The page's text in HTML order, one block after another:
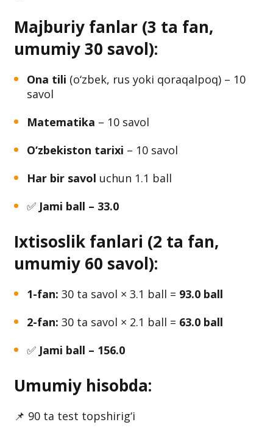
Majburiy fanlar (3 ta fan,
umumiy 30 savol):
Ona tili (o‘zbek, rus yoki qoraqalpoq) – 10
savol
Matematika – 10 savol
O‘zbekiston tarixi – 10 savol
Har bir savol uchun 1.1 ball
✅ Jami ball – 33.0
Ixtisoslik fanlari (2 ta fan,
umumiy 60 savol):
1-fan: 30 ta savol × 3.1 ball = 93.0 ball
2-fan: 30 ta savol × 2.1 ball = 63.0 ball
✅ Jami ball – 156.0
Umumiy hisobda:
📌 90 ta test topshirig‘i